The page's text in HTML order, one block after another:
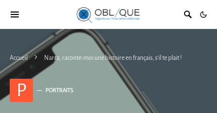
Accueil Narra, raconte-moi une histoire en français, s’il te plait !
P PORTRAITS